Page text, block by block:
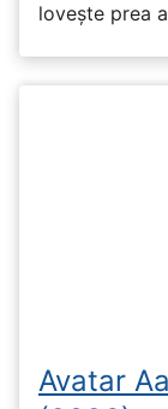
lovește prea
Avatar